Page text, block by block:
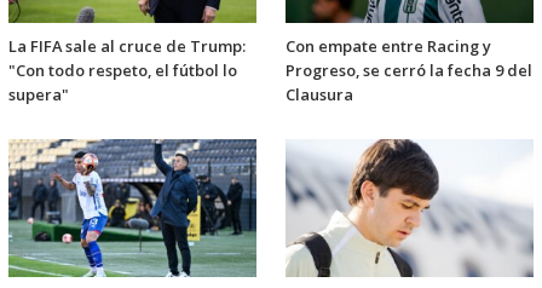
La FIFA sale al cruce de Trump:
"Con todo respeto, el fútbol lo
supera"
Con empate entre Racing y
Progreso, se cerró la fecha 9 del
Clausura